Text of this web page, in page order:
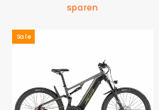
sparen
Sale